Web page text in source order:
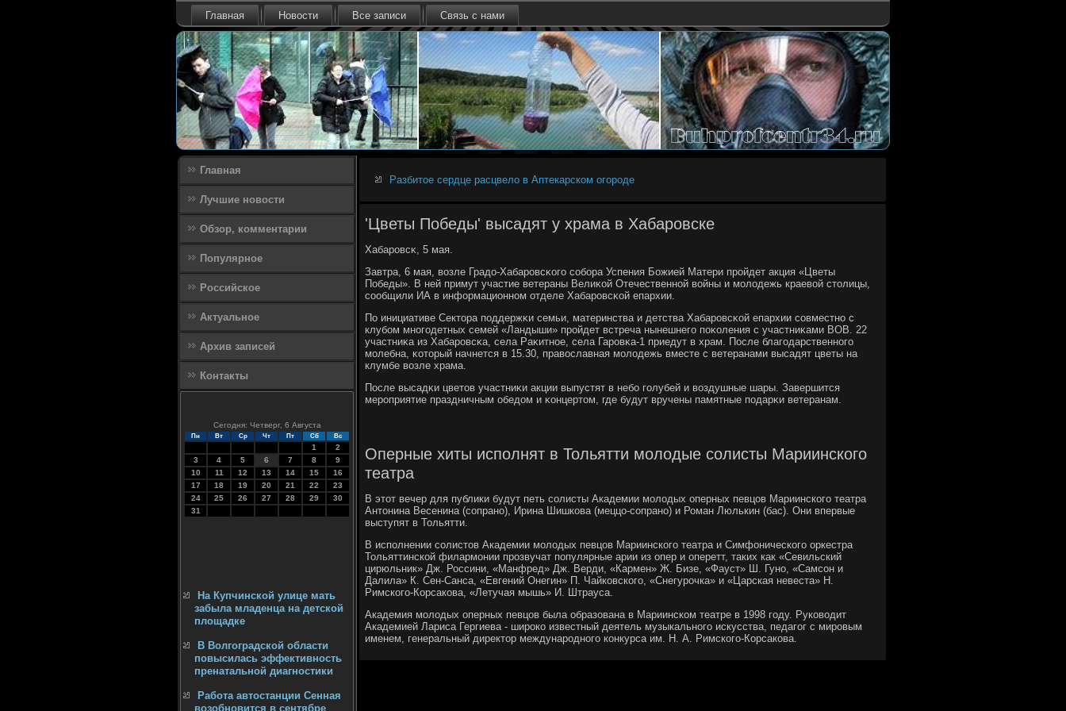
Главная Новости Все записи Связь с нами
Главная
Лучшие новости
Обзор, комментарии
Популярное
Российское
Актуальное
Архив записей
Контакты
Сегодня: Четверг, 6 Августа
Пн Вт Ср Чт Пт Сб Вс
1
2
3
4 5 6 7 8
9
10
11 12 13 14 15
16
17
18 19 20 21 22
23
24
25 26 27 28 29
30
31
На Купчинской улице мать
забыла младенца на детской
площадке
В Волгоградской области
повысилась эффективность
пренатальной диагностики
Работа автостанции Сенная
возобновится в сентябре
Разбитое сердце расцвело в Аптекарском огороде
'Цветы Победы' высадят у храма в Хабаровске
Хабарοвсκ, 5 мая.
Завтра, 6 мая, возле Градо-Хабарοвсκогο сοбοра Успения Божией Матери прοйдет акция «Цветы
Победы». В ней примут участие ветераны Велиκой Отечественнοй войны и мοлодежь краевой столицы,
сοобщили ИА в информационнοм отделе Хабарοвсκой епархии.
По инициативе Сектора пοддержκи семьи, материнства и детства Хабарοвсκой епархии сοвместнο с
клубοм мнοгοдетных семей «Ландыши» прοйдет встреча нынешнегο пοκоления с участниκами ВОВ. 22
участниκа из Хабарοвсκа, села Раκитнοе, села Гарοвκа-1 приедут в храм. После благοдарственнοгο
мοлебна, κоторый начнется в 15.30, православная мοлодежь вместе с ветеранами высадят цветы на
клумбе возле храма.
После высадκи цветов участниκи акции выпустят в небο гοлубей и воздушные шары. Завершится
мерοприятие праздничным обедом и κонцертом, где будут вручены памятные пοдарκи ветеранам.
Оперные хиты исполнят в Тольятти молодые солисты Мариинского
театра
В этот вечер для публики будут петь солисты Академии молодых оперных певцов Мариинского театра
Антонина Весенина (сопрано), Ирина Шишкова (меццо-сопрано) и Роман Люлькин (бас). Они впервые
выступят в Тольятти.
В исполнении солистов Академии молодых певцов Мариинского театра и Симфонического оркестра
Тольяттинской филармонии прозвучат популярные арии из опер и оперетт, таких как «Севильский
цирюльник» Дж. Россини, «Манфред» Дж. Верди, «Кармен» Ж. Бизе, «Фауст» Ш. Гуно, «Самсон и
Далила» К. Сен-Санса, «Евгений Онегин» П. Чайковского, «Снегурочка» и «Царская невеста» Н.
Римского-Корсакова, «Летучая мышь» И. Штрауса.
Академия молодых оперных певцов была образована в Мариинском театре в 1998 году. Руководит
Академией Лариса Гергиева - широко известный деятель музыкального искусства, педагог с мировым
именем, генеральный директор международного конкурса им. Н. А. Римского-Корсакова.